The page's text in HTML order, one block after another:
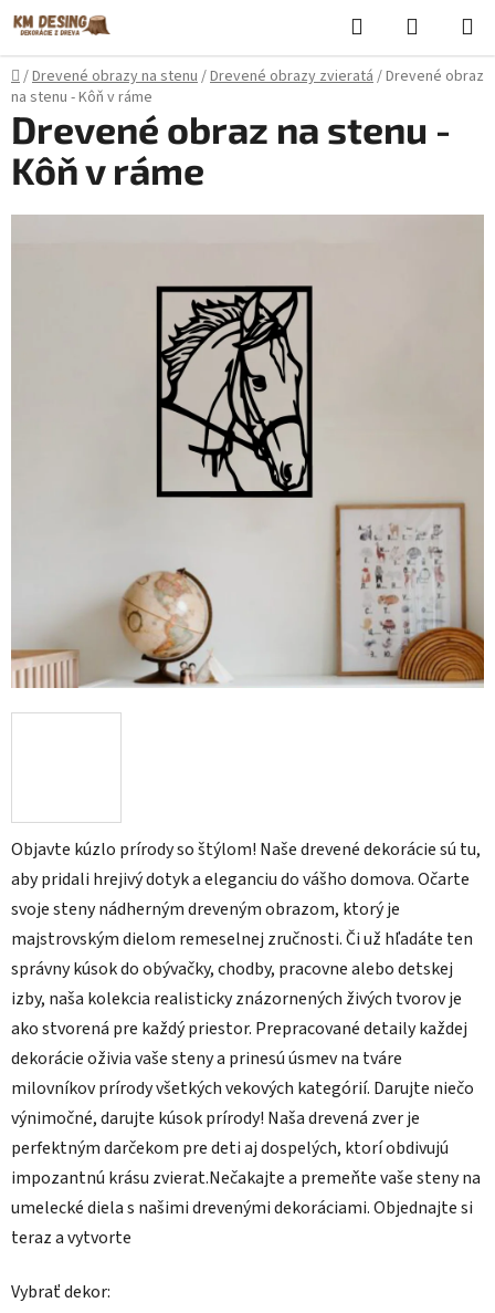
Prejsť
na
obsah
Hľadať
KOŠÍK
Domov
/Drevené obrazy na stenu/Drevené obrazy zvieratá/Drevené obraz
na stenu - Kôň v ráme
Objavte kúzlo prírody so štýlom! Naše drevené dekorácie sú tu,
aby pridali hrejivý dotyk a eleganciu do vášho domova. Očarte
svoje steny nádherným dreveným obrazom, ktorý je
majstrovským dielom remeselnej zručnosti. Či už hľadáte ten
správny kúsok do obývačky, chodby, pracovne alebo detskej
izby, naša kolekcia realisticky znázornených živých tvorov je
ako stvorená pre každý priestor. Prepracované detaily každej
dekorácie oživia vaše steny a prinesú úsmev na tváre
milovníkov prírody všetkých vekových kategórií. Darujte niečo
výnimočné, darujte kúsok prírody! Naša drevená zver je
perfektným darčekom pre deti aj dospelých, ktorí obdivujú
impozantnú krásu zvierat.Nečakajte a premeňte vaše steny na
umelecké diela s našimi drevenými dekoráciami. Objednajte si
teraz a vytvorte
Vybrať dekor:
Drevené obraz na stenu -
Kôň v ráme